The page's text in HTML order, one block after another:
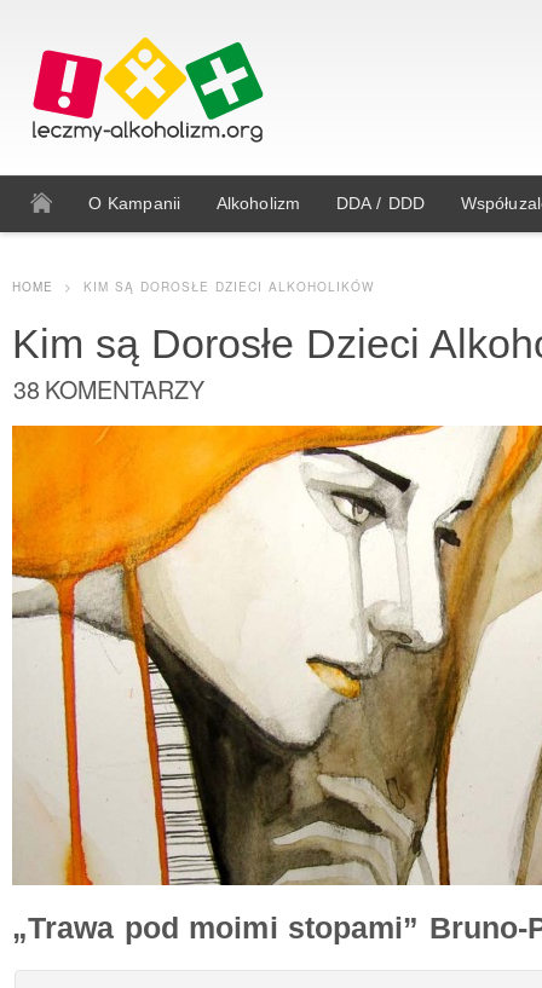
O Kampanii Alkoholizm DDA / DDD
HOME > KIM SĄ DOROSŁE DZIECI ALKOHOLIKÓW
Kim są Dorosłe Dzieci
38 KOMENTARZY
„Trawa pod moimi stopami”